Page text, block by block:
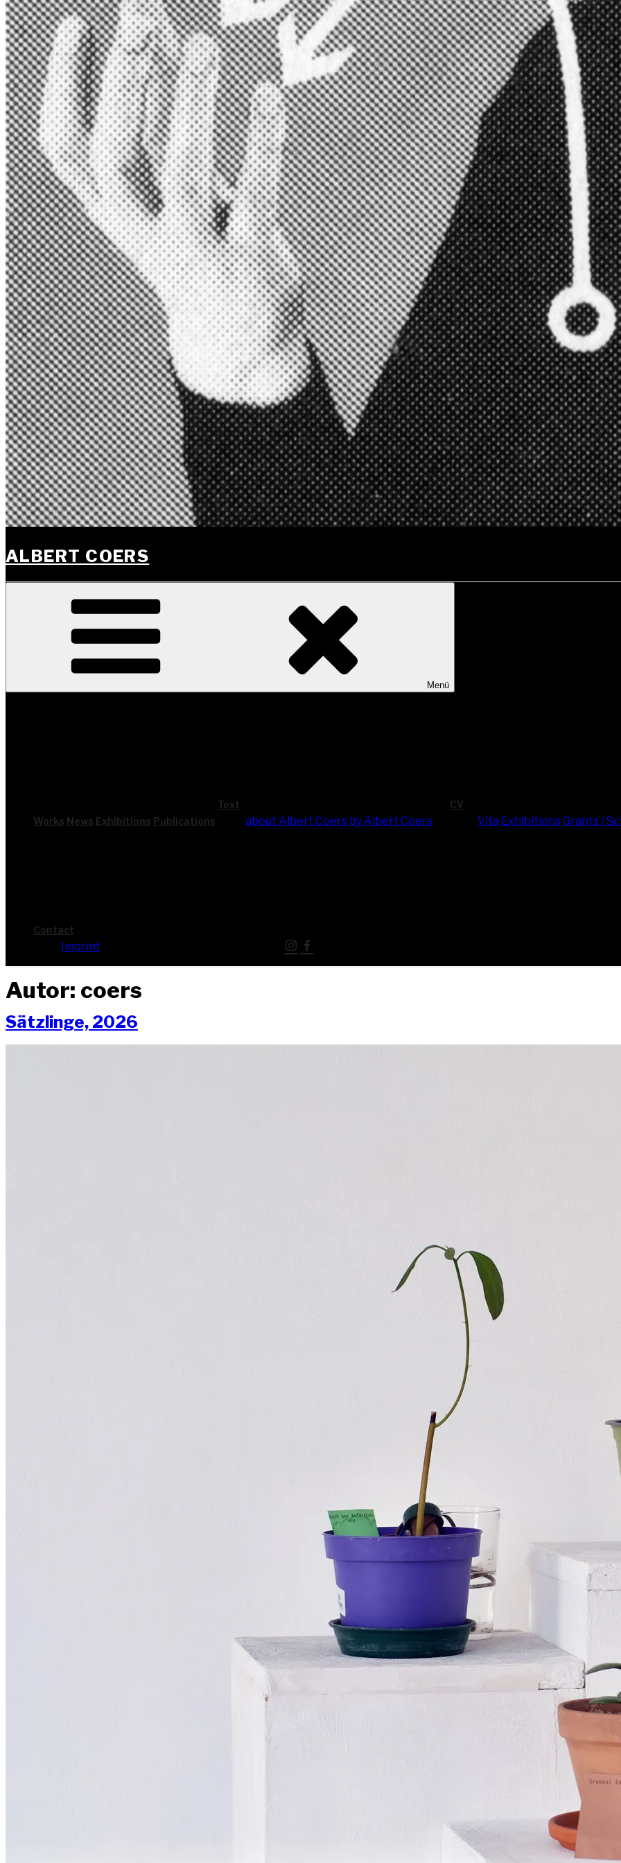
ALBERT COERS
Menü
Works News Exhi­bi­ti­ons Publi­ca­ti­ons
Text
about Albert Coers by Albert Coers
CV
Vita Exhi­bi­ti­onsGrants /
Cont­act
Imprint
Autor: coers
Sätz­lin­ge, 2026